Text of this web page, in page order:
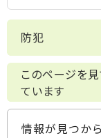
防犯
このページを
ています
情報が見つか